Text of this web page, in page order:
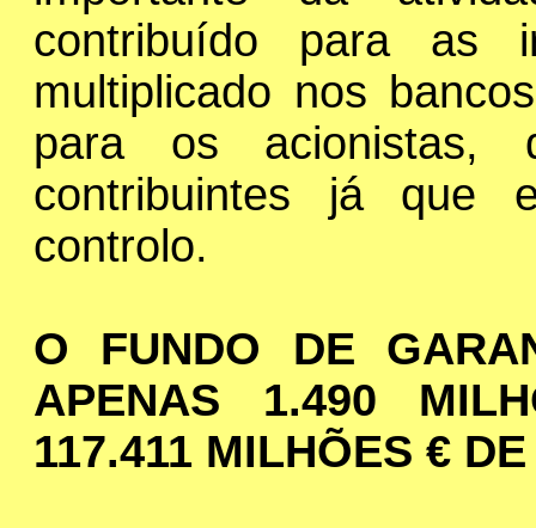
contribuído para as
multiplicado nos
para os acionistas,
contribuintes já que
controlo.
O FUNDO DE
APENAS 1.490
117.411 MILHÕES €